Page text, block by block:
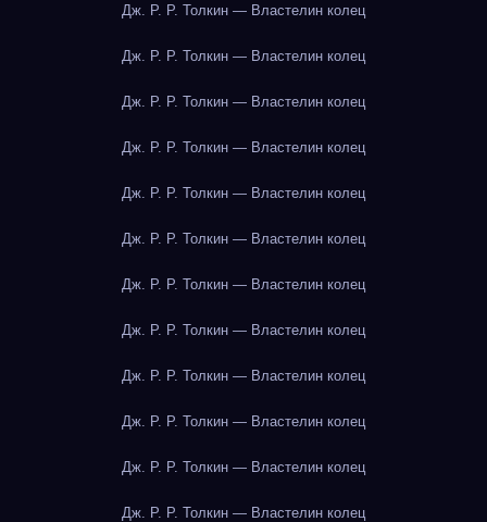
Дж. Р. Р. Толкин — Властелин колец
Дж. Р. Р. Толкин — Властелин колец
Дж. Р. Р. Толкин — Властелин колец
Дж. Р. Р. Толкин — Властелин колец
Дж. Р. Р. Толкин — Властелин колец
Дж. Р. Р. Толкин — Властелин колец
Дж. Р. Р. Толкин — Властелин колец
Дж. Р. Р. Толкин — Властелин колец
Дж. Р. Р. Толкин — Властелин колец
Дж. Р. Р. Толкин — Властелин колец
Дж. Р. Р. Толкин — Властелин колец
Дж. Р. Р. Толкин — Властелин колец